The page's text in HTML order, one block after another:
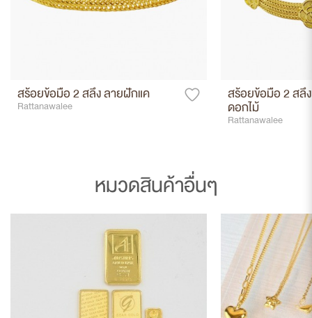
สร้อยข้อมือ 2 สลึง ลายฝักแค
Rattanawalee
สร้อยข้อมือ 2 สลึ
ดอกไม้
Rattanawalee
หมวดสินค้าอื่นๆ